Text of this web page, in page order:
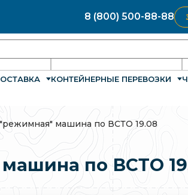
8 (800) 500-88-88
КОНТЕЙНЕРНЫЕ ПЕРЕВОЗКИ
машина по ВСТО 19.08
по ВСТО